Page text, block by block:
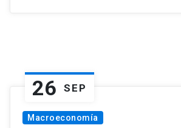
26 SEP
Macroeconomía